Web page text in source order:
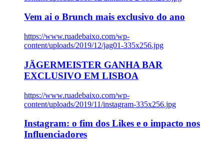
Vem ai o Brunch mais exclusivo do ano
https://www.ruadebaixo.com/wp-
content/uploads/2019/12/jag01-335x256.jpg
JÄGERMEISTER GANHA BAR
EXCLUSIVO EM LISBOA
https://www.ruadebaixo.com/wp-
content/uploads/2019/11/instagram-335x256.jpg
Instagram: o fim dos Likes e o impacto nos
Influenciadores